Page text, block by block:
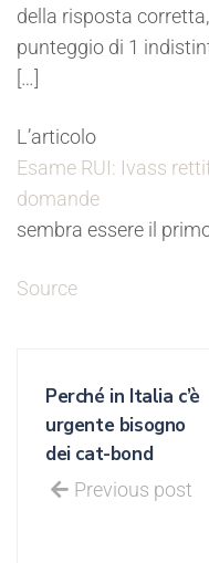
della risposta
punteggio di 1
[…]
L’articolo
Esame RUI: Ivass
domande
sembra essere il
Source
Perché in Italia c’è
urgente bisogno
dei cat-bond
Previous post